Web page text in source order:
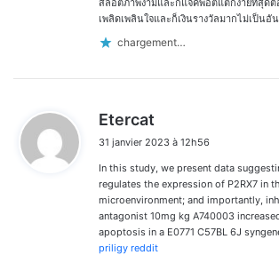
เพลิดเพลินใจและก็เงินรางวัลมากไม่เป็นอั
chargement…
Etercat
t
:
31 janvier 2023 à 12h56
In this study, we present data
regulates the expression of P2RX7 in
microenvironment; and importantly,
antagonist 10mg kg A740003
apoptosis in a E0771 C57BL 6J
priligy reddit